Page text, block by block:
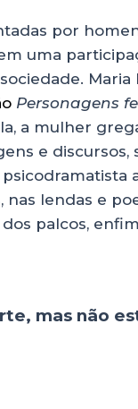
por
uma
Maria
Personagens
a mulher
e discursos,
lendas e
palcos,
mas não